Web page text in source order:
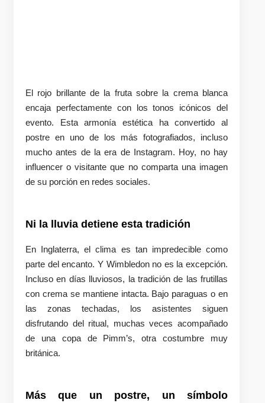
El rojo brillante de la fruta sobre la crema blanca
encaja perfectamente con los tonos icónicos del
evento. Esta armonía estética ha convertido al
postre en uno de los más fotografiados, incluso
mucho antes de la era de Instagram. Hoy, no hay
influencer o visitante que no comparta una imagen
de su porción en redes sociales.
Ni la lluvia detiene esta tradición
En Inglaterra, el clima es tan impredecible como
parte del encanto. Y Wimbledon no es la excepción.
Incluso en días lluviosos, la tradición de las frutillas
con crema se mantiene intacta. Bajo paraguas o en
las zonas techadas, los asistentes siguen
disfrutando del ritual, muchas veces acompañado
de una copa de Pimm’s, otra costumbre muy
británica.
Más que un postre, un símbolo